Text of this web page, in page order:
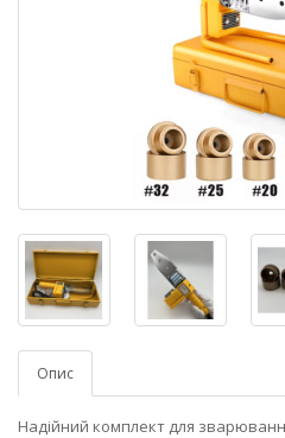
Опис
Надійний комплект для